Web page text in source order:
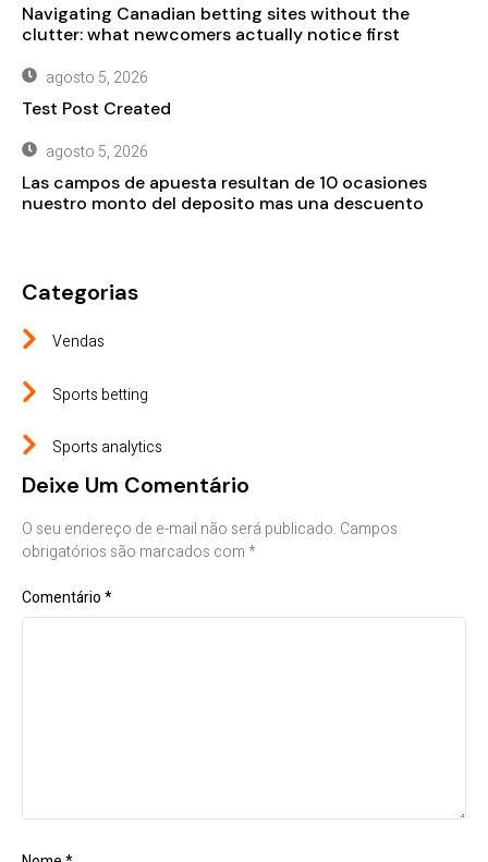
Navigating Canadian betting sites without the
clutter: what newcomers actually notice first
agosto 5, 2026
Test Post Created
agosto 5, 2026
Las campos de apuesta resultan de 10 ocasiones
nuestro monto del deposito mas una descuento
Categorias
Vendas
Sports betting
Sports analytics
Deixe Um Comentário
O seu endereço de e-mail não será publicado. Campos
obrigatórios são marcados com*
Comentário*